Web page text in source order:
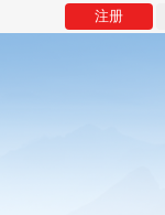
注册